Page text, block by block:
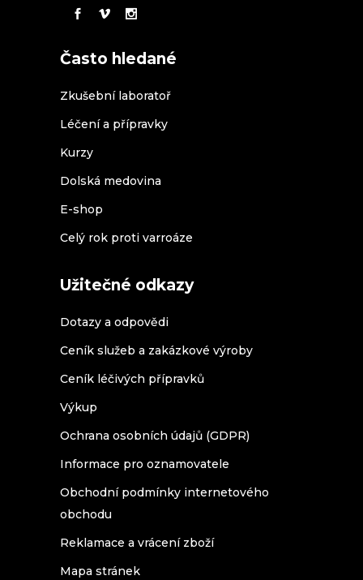
Často hledané
Zkušební laboratoř
Léčení a přípravky
Kurzy
Dolská medovina
E-shop
Celý rok proti varroáze
Užitečné odkazy
Dotazy a odpovědi
Ceník služeb a zakázkové výroby
Ceník léčivých přípravků
Výkup
Ochrana osobních údajů (GDPR)
Informace pro oznamovatele
Obchodní podmínky internetového
obchodu
Reklamace a vrácení zboží
Mapa stránek